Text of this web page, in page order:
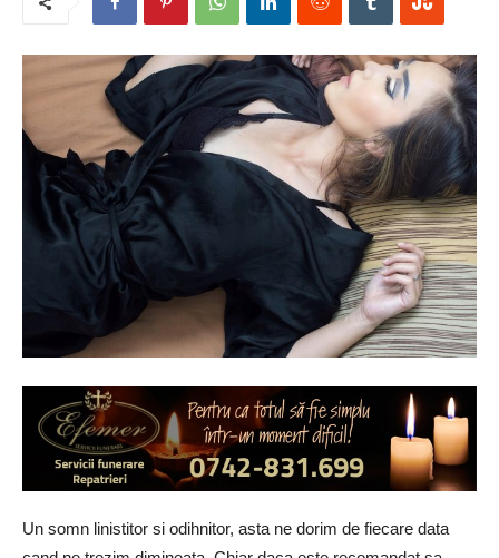
Un somn linistitor si odihnitor, asta ne dorim de fiecare data